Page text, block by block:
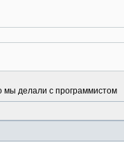
мы делали с программистом